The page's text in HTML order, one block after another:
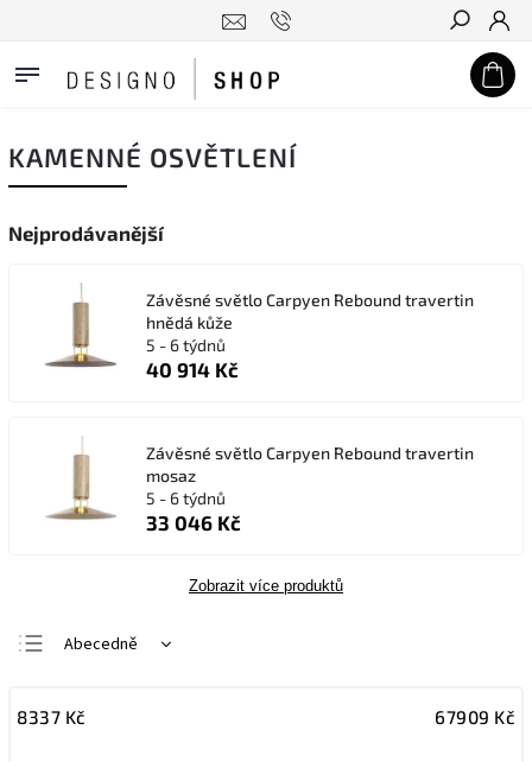
Hledat
KAMENNÉ OSVĚTLENÍ
Nejprodávanější
Závěsné světlo Carpyen Rebound travertin
hnědá kůže
5 - 6 týdnů
40 914 Kč
Závěsné světlo Carpyen Rebound travertin
mosaz
5 - 6 týdnů
33 046 Kč
Zobrazit více produktů
Nejdražší
Abecedně
8337 Kč 67909 Kč